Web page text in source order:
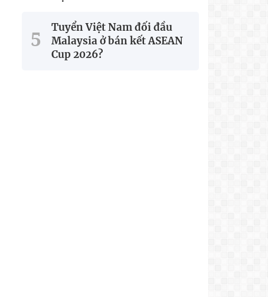
Tuyển Việt Nam đối đầu
Malaysia ở bán kết ASEAN
Cup 2026?